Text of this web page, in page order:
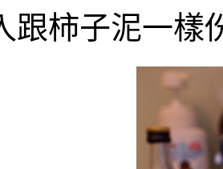
跟柿子泥一樣